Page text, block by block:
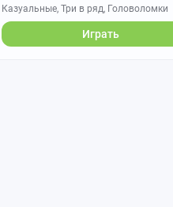
Казуальные, Три в ряд, Головоломки
Играть